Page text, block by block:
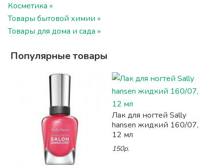
Косметика »
Товары бытовой химии »
Товары для дома и сада »
Популярные товары
Лак для ногтей Sally
hansen жидкий 160/07,
12 мл
150р.